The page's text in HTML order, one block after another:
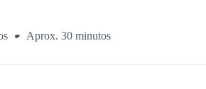
Aprox. 30 minutos